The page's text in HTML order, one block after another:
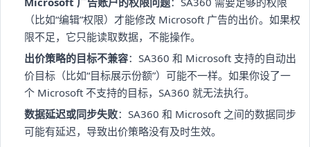
（比如“编辑”权限）才能修改 Microsoft 广告的出价。如果权
限不足，它只能读取数据，不能操作。
出价策略的目标不兼容：SA360 和 Microsoft 支持的自动出
价目标（比如“目标展示份额”）可能不一样。如果你设了一
个 Microsoft 不支持的目标，SA360 就无法执行。
数据延迟或同步失败：SA360 和 Microsoft 之间的数据同步
可能有延迟，导致出价策略没有及时生效。